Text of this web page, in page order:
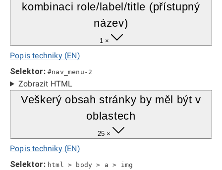
kombinaci role/label/title (přístupný
název)
1 ×
Popis techniky (EN)
Selektor: #nav_menu-2
Zobrazit HTML
Veškerý obsah stránky by měl být v
oblastech
25 ×
Popis techniky (EN)
Selektor: html > body > a > img